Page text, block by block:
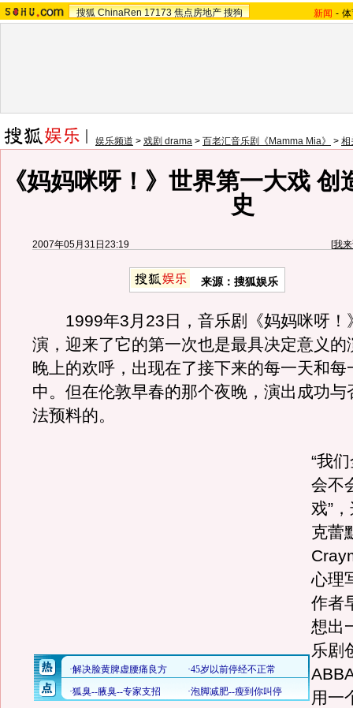
搜狐 ChinaRen 17173 焦点房地产 搜狗 新闻 -
娱乐频道 > 戏剧 drama > 百老汇音乐剧《Mamma Mia》 > 相
《妈妈咪呀！》世界第一大戏 创
史
2007年05月31日23:19 [我
来源：搜狐娱乐
1999年3月23日，音乐剧《妈妈咪呀！
演，迎来了它的第一次也是最具决定意义的
晚上的欢呼，出现在了接下来的每一天和每
中。但在伦敦早春的那个夜晚，演出成功与
法预料的。
“我
会不
戏”
克蕾
心理
作者
想出
乐剧
用一